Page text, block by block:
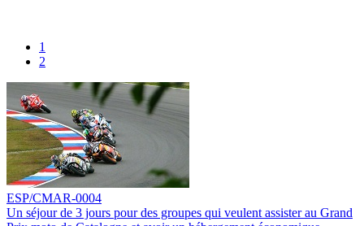
1
2
ESP/CMAR-0004
Un séjour de 3 jours pour des groupes qui veulent assister au Grand